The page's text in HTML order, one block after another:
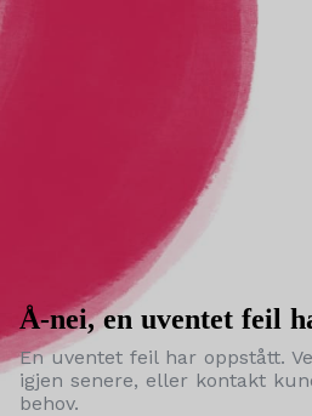
Å-nei, en uventet feil
En uventet feil har oppstått.
igjen senere, eller kontakt
behov.